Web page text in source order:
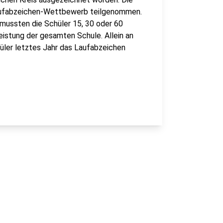
Wettbewerb teilgenommen.
die Schüler 15, 30 oder 60
der gesamten Schule. Allein an
letztes Jahr das Laufabzeichen